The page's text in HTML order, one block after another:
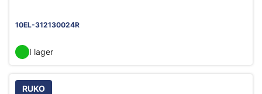
10EL-312130024R
I lager
RUKO